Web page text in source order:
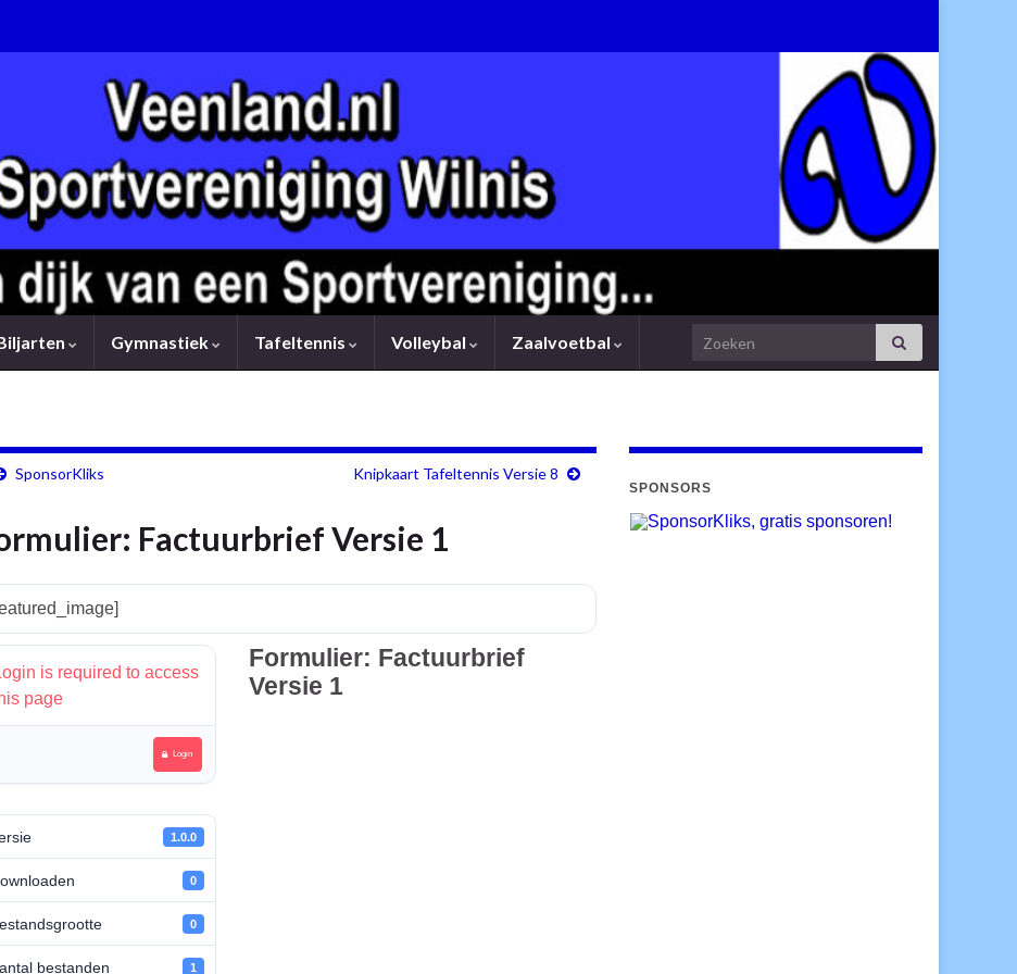
Gymnastiek Tafeltennis Volleybal Zaalvoetbal Search for:
SponsorKliks Knipkaart Tafeltennis Versie 8
Factuurbrief Versie 1
is required to access
page
Login
1.0.0
0
0
bestanden 1
Formulier: Factuurbrief
Versie 1
SPONSORS